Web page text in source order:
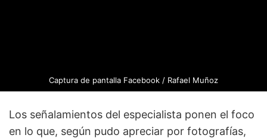
Captura de pantalla Facebook / Rafael Muñoz
Los señalamientos del especialista ponen el foco
en lo que, según pudo apreciar por fotografías,